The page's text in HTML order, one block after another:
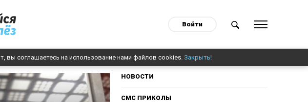
Войти
вы соглашаетесь на использование нами файлов cookies. Закрыть!
НОВОСТИ
СМС ПРИКОЛЫ